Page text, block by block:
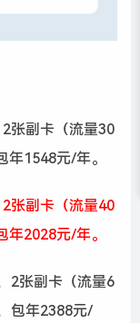
张副卡（流量30
1548元/年。
张副卡（流量40
2028元/年。
2张副卡（流量6
包年2388元/